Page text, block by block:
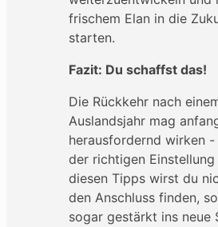
frischem Elan in die
starten.
Fazit: Du schaffst das!
Die Rückkehr nach
Auslandsjahr mag
herausfordernd wirken
der richtigen Einstellung
diesen Tipps wirst du
den Anschluss finden,
sogar gestärkt ins neue